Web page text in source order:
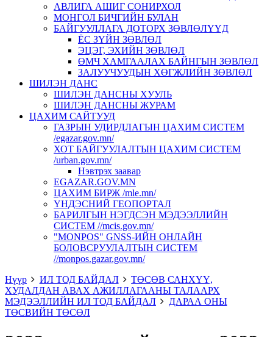
АВЛИГА АШИГ СОНИРХОЛ
МОНГОЛ БИЧГИЙН БУЛАН
БАЙГУУЛЛАГА ДОТОРХ ЗӨВЛӨЛҮҮД
ЁС ЗҮЙН ЗӨВЛӨЛ
ЭЦЭГ, ЭХИЙН ЗӨВЛӨЛ
ӨМЧ ХАМГААЛАХ БАЙНГЫН ЗӨВЛӨЛ
ЗАЛУУЧУУДЫН ХӨГЖЛИЙН ЗӨВЛӨЛ
ШИЛЭН ДАНС
ШИЛЭН ДАНСНЫ ХУУЛЬ
ШИЛЭН ДАНСНЫ ЖУРАМ
ЦАХИМ САЙТУУД
ГАЗРЫН УДИРДЛАГЫН ЦАХИМ СИСТЕМ
/egazar.gov.mn/
ХОТ БАЙГУУЛАЛТЫН ЦАХИМ СИСТЕМ
/urban.gov.mn/
Нэвтрэх заавар
EGAZAR.GOV.MN
ЦАХИМ БИРЖ /mle.mn/
ҮНДЭСНИЙ ГЕОПОРТАЛ
БАРИЛГЫН НЭГДСЭН МЭДЭЭЛЛИЙН
СИСТЕМ //mcis.gov.mn/
"MONPOS" GNSS-ИЙН ОНЛАЙН
БОЛОВСРУУЛАЛТЫН СИСТЕМ
//monpos.gazar.gov.mn/
Нүүр
ИЛ ТОД БАЙДАЛ
ТӨСӨВ САНХҮҮ,
ХУДАЛДАН АВАХ АЖИЛЛАГААНЫ ТАЛААРХ
МЭДЭЭЛЛИЙН ИЛ ТОД БАЙДАЛ
ДАРАА ОНЫ
ТӨСВИЙН ТӨСӨЛ